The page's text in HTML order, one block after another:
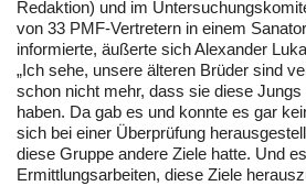
Redaktion) und im
von 33 PMF-Vertretern in einem
informierte, äußerte sich Alexander
„Ich sehe, unsere älteren Brüder sind
schon nicht mehr, dass sie diese
haben. Da gab es und konnte es gar
sich bei einer Überprüfung
diese Gruppe andere Ziele hatte. Und
Ermittlungsarbeiten, diese Ziele